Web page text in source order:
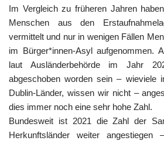
Im Vergleich zu früheren Jahren
Menschen aus den
vermittelt und nur in wenigen Fällen
im Bürger*innen-Asyl aufgenommen.
laut Ausländerbehörde im Jahr
abgeschoben worden sein – wieviele
Dublin-Länder, wissen wir nicht –
dies immer noch eine sehr hohe Zahl.
Bundesweit ist 2021 die Zahl der
Herkunftsländer weiter